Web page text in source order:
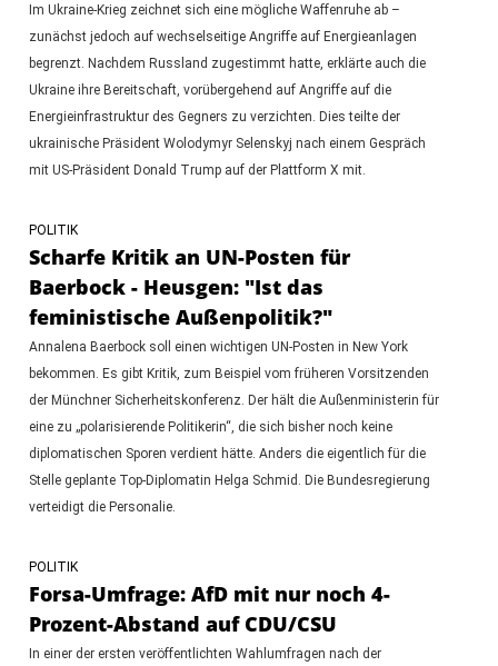
Im Ukraine-Krieg zeichnet sich eine mögliche Waffenruhe ab –
zunächst jedoch auf wechselseitige Angriffe auf Energieanlagen
begrenzt. Nachdem Russland zugestimmt hatte, erklärte auch die
Ukraine ihre Bereitschaft, vorübergehend auf Angriffe auf die
Energieinfrastruktur des Gegners zu verzichten. Dies teilte der
ukrainische Präsident Wolodymyr Selenskyj nach einem Gespräch
mit US-Präsident Donald Trump auf der Plattform X mit.
POLITIK
Scharfe Kritik an UN-Posten für
Baerbock - Heusgen: "Ist das
feministische Außenpolitik?"
Annalena Baerbock soll einen wichtigen UN-Posten in New York
bekommen. Es gibt Kritik, zum Beispiel vom früheren Vorsitzenden
der Münchner Sicherheitskonferenz. Der hält die Außenministerin für
eine zu „polarisierende Politikerin“, die sich bisher noch keine
diplomatischen Sporen verdient hätte. Anders die eigentlich für die
Stelle geplante Top-Diplomatin Helga Schmid. Die Bundesregierung
verteidigt die Personalie.
POLITIK
Forsa-Umfrage: AfD mit nur noch 4-
Prozent-Abstand auf CDU/CSU
In einer der ersten veröffentlichten Wahlumfragen nach der